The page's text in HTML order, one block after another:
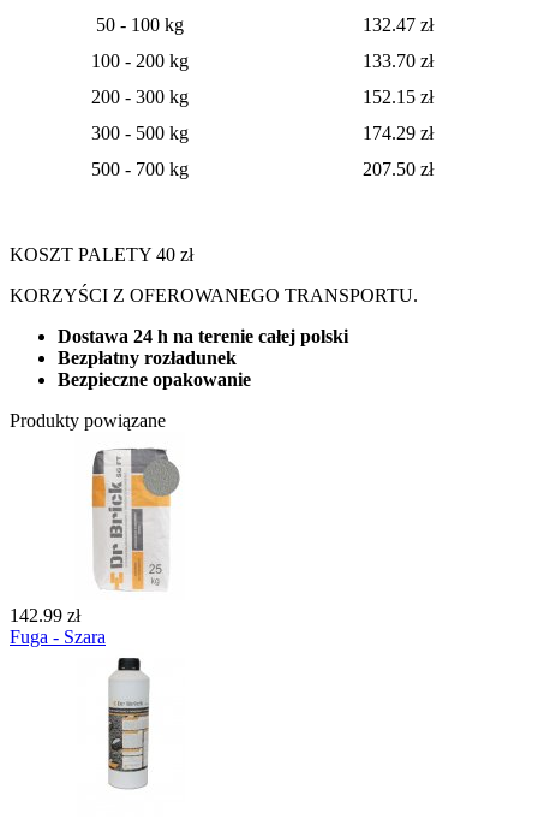
50 - 100 kg
132.47 zł
100 - 200 kg
133.70 zł
200 - 300 kg
152.15 zł
300 - 500 kg
174.29 zł
500 - 700 kg
207.50 zł
KOSZT PALETY 40 zł
KORZYŚCI Z OFEROWANEGO TRANSPORTU.
Dostawa 24 h na terenie całej polski
Bezpłatny rozładunek
Bezpieczne opakowanie
Produkty powiązane
142.99 zł
Fuga - Szara